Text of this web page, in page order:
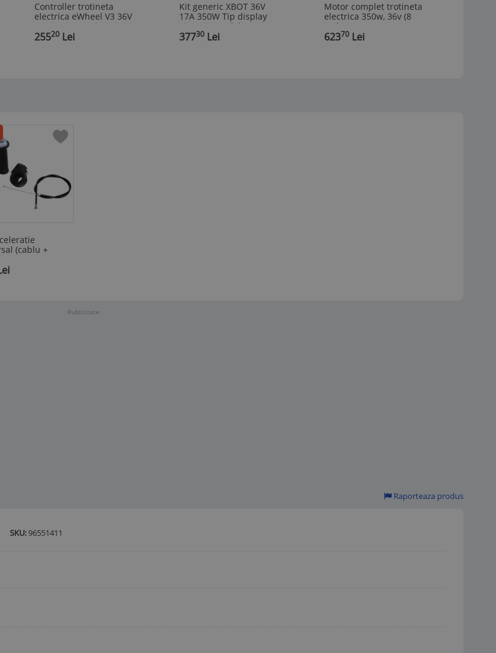
Controller trotineta
electrica eWheel V3 36V
350W pentru Xiaomi 1S,
Essential, PRO/2
25520 Lei
Kit generic XBOT 36V
17A 350W Tip display
Xiaomi - Model 2
37730 Lei
Motor complet trotineta
electrica 350w, 36v (8
inch)
62370 Lei
(cablu +
Publicitate
Raporteaza produs
SKU:96551411